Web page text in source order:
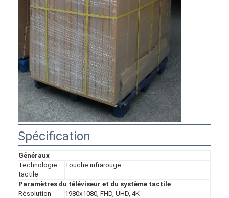
Spécification
Généraux
Technologie
tactile
Touche infrarouge
Paramètres du téléviseur et du système tactile
Résolution
1980x1080, FHD, UHD, 4K